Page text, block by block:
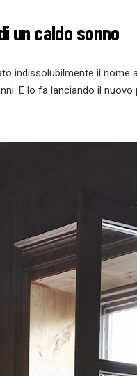
un caldo sonno
indissolubilmente il nome
E lo fa lanciando il nuovo